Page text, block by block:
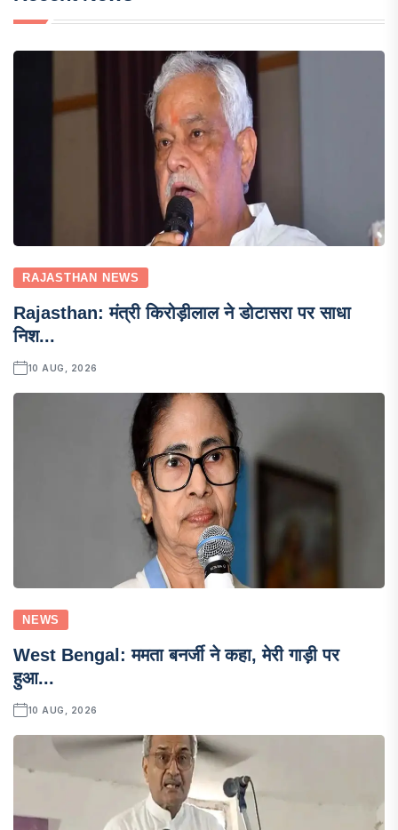
RAJASTHAN NEWS
Rajasthan: मंत्री किरोड़ीलाल ने डोटासरा पर साधा
निश...
10 AUG, 2026
NEWS
West Bengal: ममता बनर्जी ने कहा, मेरी गाड़ी पर
हुआ...
10 AUG, 2026